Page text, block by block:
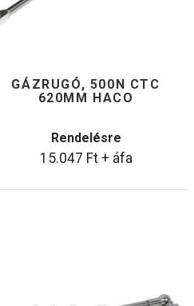
GÁZRUGÓ, 500N CTC
620MM HACO
Rendelésre
15.047 Ft+ áfa